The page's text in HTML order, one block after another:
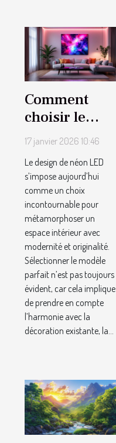
Comment
choisir le
design de
néon LED
parfait pour
votre intérieur
?
17 janvier 2026 10:46
Le design de néon LED
s’impose aujourd’hui
comme un choix
incontournable pour
métamorphoser un
espace intérieur avec
modernité et originalité.
Sélectionner le modèle
parfait n’est pas toujours
évident, car cela implique
de prendre en compte
l’harmonie avec la
décoration existante, la...